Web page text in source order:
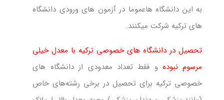
به این دانشگاه هاعموما در آزمون های ورودی دانشگاه
های ترکیه شرکت میکنند.
تحصیل در دانشگاه های خصوصی ترکیه با معدل خیلی
مرسوم نبودهو فقط تعداد معدودی از دانشگاه های
خصوصی ترکیه برای تحصیل در برخی رشته‌های خاص